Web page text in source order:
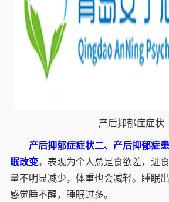
产后抑郁症症状
产后抑郁症症状二、产后抑郁症
眠改变。表现为个人总是食欲差，进
量不明显减少，体重也会减轻。睡眠
感觉睡不醒，睡眠过多。